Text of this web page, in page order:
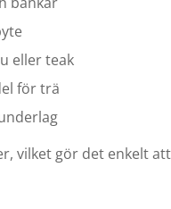
eller teak
för trä
vilket gör det enkelt